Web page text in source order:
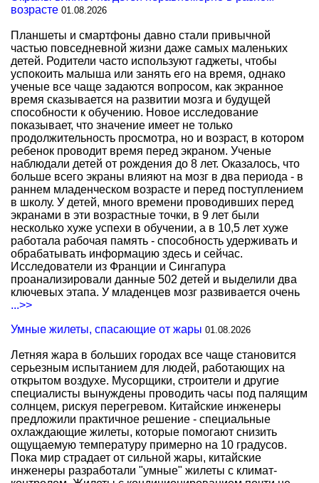
возрасте 01.08.2026
Планшеты и смартфоны давно стали привычной
частью повседневной жизни даже самых маленьких
детей. Родители часто используют гаджеты, чтобы
успокоить малыша или занять его на время, однако
ученые все чаще задаются вопросом, как экранное
время сказывается на развитии мозга и будущей
способности к обучению. Новое исследование
показывает, что значение имеет не только
продолжительность просмотра, но и возраст, в котором
ребенок проводит время перед экраном. Ученые
наблюдали детей от рождения до 8 лет. Оказалось, что
больше всего экраны влияют на мозг в два периода - в
раннем младенческом возрасте и перед поступлением
в школу. У детей, много времени проводивших перед
экранами в эти возрастные точки, в 9 лет были
несколько хуже успехи в обучении, а в 10,5 лет хуже
работала рабочая память - способность удерживать и
обрабатывать информацию здесь и сейчас.
Исследователи из Франции и Сингапура
проанализировали данные 502 детей и выделили два
ключевых этапа. У младенцев мозг развивается очень
...>>
Умные жилеты, спасающие от жары 01.08.2026
Летняя жара в больших городах все чаще становится
серьезным испытанием для людей, работающих на
открытом воздухе. Мусорщики, строители и другие
специалисты вынуждены проводить часы под палящим
солнцем, рискуя перегревом. Китайские инженеры
предложили практичное решение - специальные
охлаждающие жилеты, которые помогают снизить
ощущаемую температуру примерно на 10 градусов.
Пока мир страдает от сильной жары, китайские
инженеры разработали "умные" жилеты с климат-